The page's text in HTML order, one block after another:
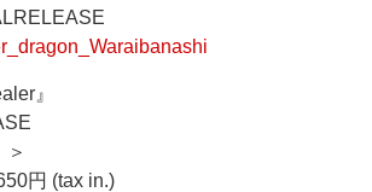
』
円 (tax in.)